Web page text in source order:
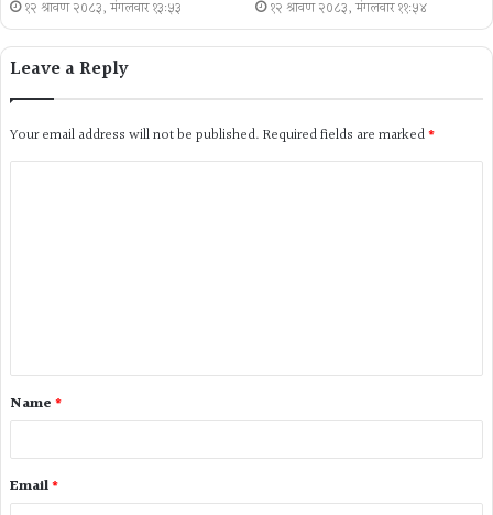
१२ श्रावण २०८३, मंगलवार १३:५३ १२ श्रावण २०८३, मंगलवार ११:५४
Leave a Reply
Your email address will not be published. Required fields are marked*
Name *
Email*